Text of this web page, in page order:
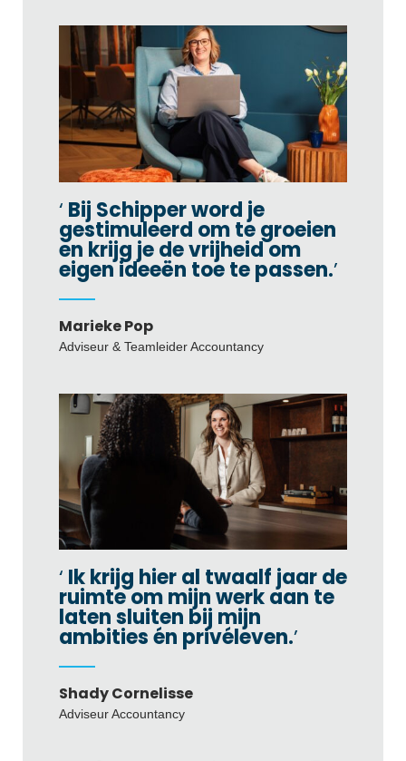
Bij Schipper word je
gestimuleerd om te groeien
en krijg je de vrijheid om
eigen ideeën toe te passen.
Marieke Pop
Adviseur & Teamleider Accountancy
Ik krijg hier al twaalf jaar de
ruimte om mijn werk aan te
laten sluiten bij mijn
ambities én privéleven.
Shady Cornelisse
Adviseur Accountancy